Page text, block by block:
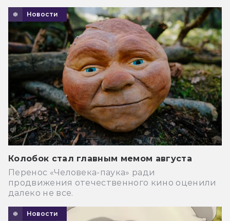
Новости
Колобок стал главным мемом августа
Перенос «Человека-паука» ради
продвижения отечественного кино оценили
далеко не все.
Новости